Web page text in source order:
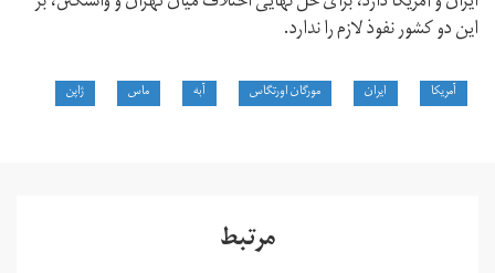
این دو کشور نفوذ لازم را ندارد.
آمریکا ایران مورگان اورتگاس آبه ماس ژاپن
مرتبط